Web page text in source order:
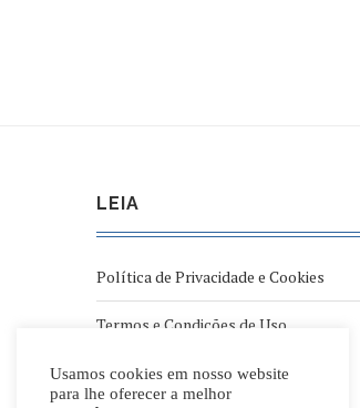
LEIA
Política de Privacidade e Cookies
Termos e Condições de Uso
Usamos cookies em nosso website
para lhe oferecer a melhor